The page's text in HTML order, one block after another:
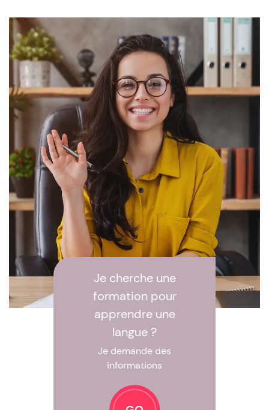
Je cherche une
formation pour
apprendre une
langue ?
Je demande des
informations